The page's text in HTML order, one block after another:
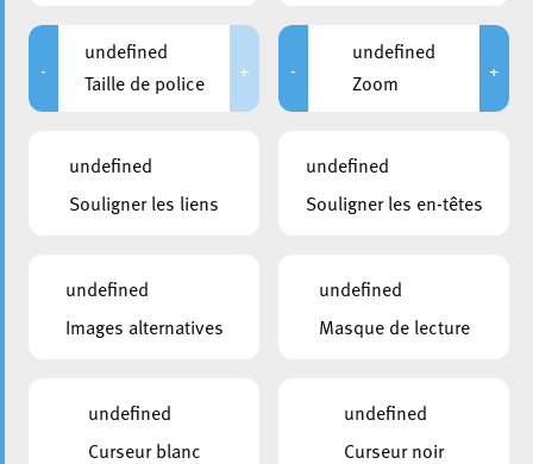
-
undefined
Taille de police
+ -
undefined
Zoom
+
undefined
Souligner les liens
undefined
Souligner les en-têtes
undefined
Images alternatives
undefined
Masque de lecture
undefined
Curseur blanc
undefined
Curseur noir